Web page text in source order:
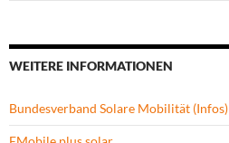
WEITERE INFORMATIONEN
Bundesverband Solare Mobilität (Infos)